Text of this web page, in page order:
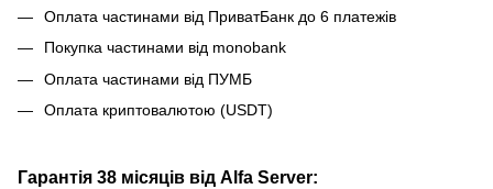
Оплата частинами від ПриватБанк до 6 платежів
Покупка частинами від monobank
Оплата частинами від ПУМБ
Оплата криптовалютою (USDT)
Гарантія 38 місяців від Alfa Server: